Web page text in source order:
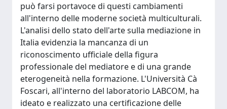
può farsi portavoce di questi cambiamenti
all'interno delle moderne società multiculturali.
L'analisi dello stato dell'arte sulla mediazione in
Italia evidenzia la mancanza di un
riconoscimento ufficiale della figura
professionale del mediatore e di una grande
eterogeneità nella formazione. L'Università Cà
Foscari, all'interno del laboratorio LABCOM, ha
ideato e realizzato una certificazione delle